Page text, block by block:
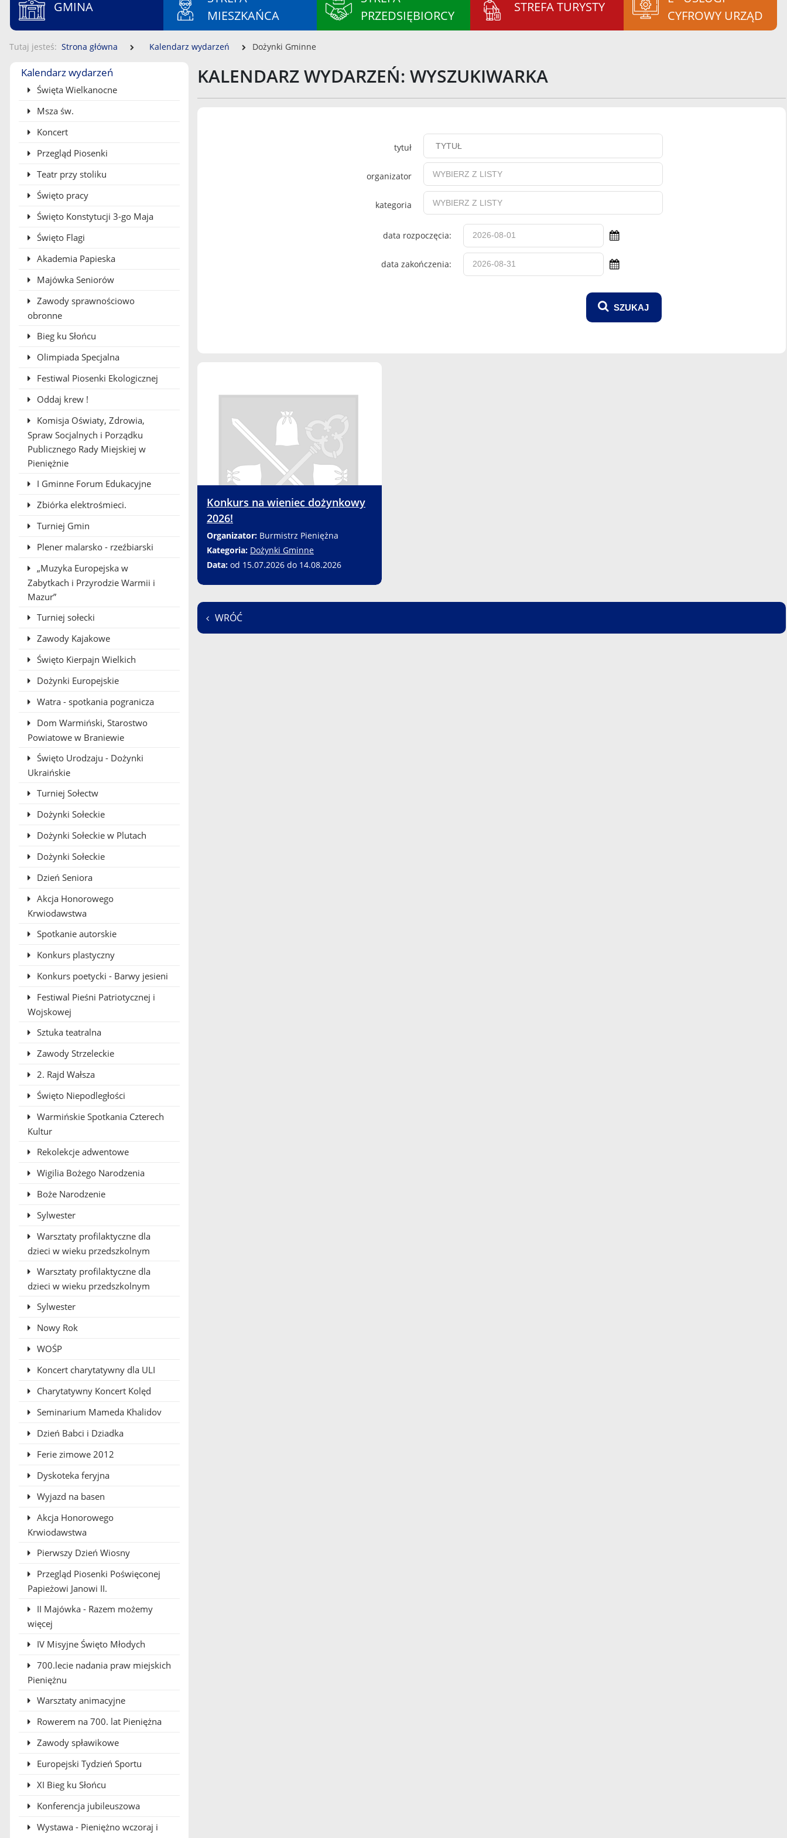
GMINA
MIESZKAŃCA
PRZEDSIĘBIORCY
STREFA TURYSTY
CYFROWY URZĄD
Tutaj jesteś Strona główna Kalendarz wydarzeń Dożynki Gminne
Menu boczne
Kalendarz wydarzeń
Święta Wielkanocne
Msza św.
Koncert
Przegląd Piosenki
Teatr przy stoliku
Święto pracy
Święto Konstytucji 3-go Maja
Święto Flagi
Akademia Papieska
Majówka Seniorów
Zawody sprawnościowo
obronne
Bieg ku Słońcu
Olimpiada Specjalna
Festiwal Piosenki Ekologicznej
Oddaj krew !
Komisja Oświaty, Zdrowia,
Spraw Socjalnych i Porządku
Publicznego Rady Miejskiej w
Pieniężnie
I Gminne Forum Edukacyjne
Zbiórka elektrośmieci.
Turniej Gmin
Plener malarsko - rzeźbiarski
„Muzyka Europejska w
Zabytkach i Przyrodzie Warmii i
Mazur”
Turniej sołecki
Zawody Kajakowe
Święto Kierpajn Wielkich
Dożynki Europejskie
Watra - spotkania pogranicza
Dom Warmiński, Starostwo
Powiatowe w Braniewie
Święto Urodzaju - Dożynki
Ukraińskie
Turniej Sołectw
Dożynki Sołeckie
Dożynki Sołeckie w Plutach
Dożynki Sołeckie
Dzień Seniora
Akcja Honorowego
Krwiodawstwa
Spotkanie autorskie
Konkurs plastyczny
Konkurs poetycki - Barwy jesieni
Festiwal Pieśni Patriotycznej i
Wojskowej
Sztuka teatralna
Zawody Strzeleckie
2. Rajd Wałsza
Święto Niepodległości
Warmińskie Spotkania Czterech
Kultur
Rekolekcje adwentowe
Wigilia Bożego Narodzenia
Boże Narodzenie
Sylwester
Warsztaty profilaktyczne dla
dzieci w wieku przedszkolnym
Warsztaty profilaktyczne dla
dzieci w wieku przedszkolnym
Sylwester
Nowy Rok
WOŚP
Koncert charytatywny dla ULI
Charytatywny Koncert Kolęd
Seminarium Mameda Khalidov
Dzień Babci i Dziadka
Ferie zimowe 2012
Dyskoteka feryjna
Wyjazd na basen
Akcja Honorowego
Krwiodawstwa
Pierwszy Dzień Wiosny
Przegląd Piosenki Poświęconej
Papieżowi Janowi II.
II Majówka - Razem możemy
więcej
IV Misyjne Święto Młodych
700.lecie nadania praw miejskich
Pieniężnu
Warsztaty animacyjne
Rowerem na 700. lat Pieniężna
Zawody spławikowe
Europejski Tydzień Sportu
XI Bieg ku Słońcu
Konferencja jubileuszowa
Wystawa - Pieniężno wczoraj i
KALENDARZ WYDARZEŃ: WYSZUKIWARKA
tytuł
organizator
kategoria
data rozpoczęcia:
data zakończenia:
Konkurs na wieniec dożynkowy
2026!
Organizator: Burmistrz Pieniężna
Kategoria: Dożynki Gminne
Data: od 15.07.2026 do 14.08.2026
WRÓĆ